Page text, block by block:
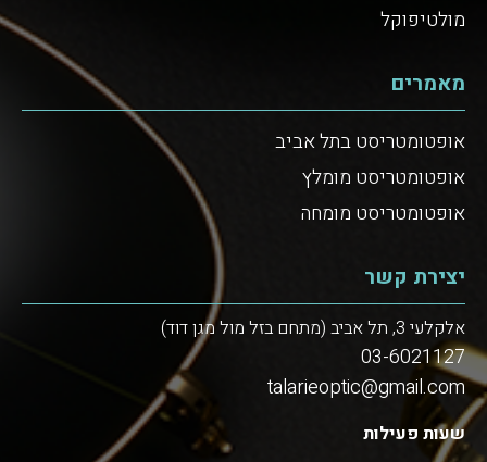
מולטיפוקל
מאמרים
אופטומטריסט בתל אביב
אופטומטריסט מומלץ
אופטומטריסט מומחה
יצירת קשר
אלקלעי 3, תל אביב (מתחם בזל מול מגן דוד)
03-6021127
talarieoptic@gmail.com
שעות פעילות